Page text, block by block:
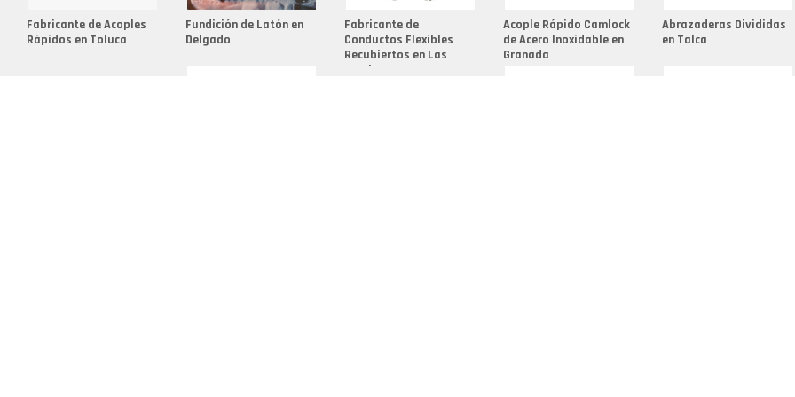
Fabricante de Acoples
Rápidos en Toluca
Fundición de Latón en
Delgado
Fabricante de
Conductos Flexibles
Recubiertos en Las
Cumbres
Acople Rápido Camlock
de Acero Inoxidable en
Granada
Abrazaderas Divididas
en Talca